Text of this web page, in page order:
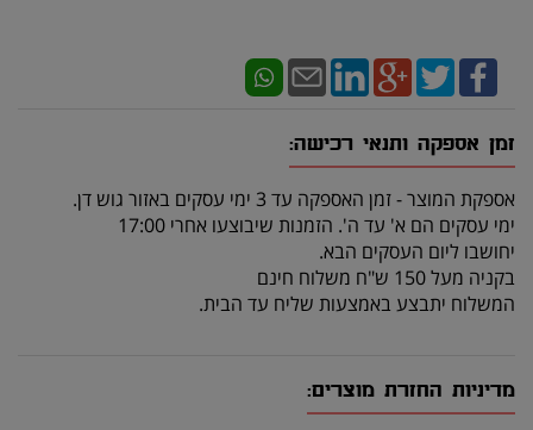
זמן אספקה ותנאי רכישה:
אספקת המוצר - זמן האספקה עד 3 ימי עסקים באזור גוש דן.
ימי עסקים הם א' עד ה'. הזמנות שיבוצעו אחרי 17:00
יחושבו ליום העסקים הבא.
בקניה מעל 150 ש"ח משלוח חינם
המשלוח יתבצע באמצעות שליח עד הבית.
מדיניות החזרת מוצרים: